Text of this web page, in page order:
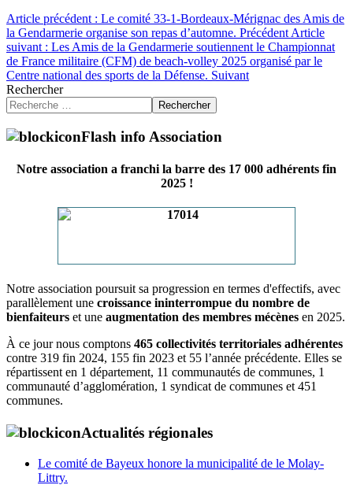
Article précédent : Le comité 33-1-Bordeaux-Mérignac des Amis de
la Gendarmerie organise son repas d’automne. Précédent Article
suivant : Les Amis de la Gendarmerie soutiennent le Championnat
de France militaire (CFM) de beach-volley 2025 organisé par le
Centre national des sports de la Défense. Suivant
Rechercher
Rechercher
Flash info Association
Notre association a franchi la barre des 17 000 adhérents fin
2025 !
Notre association poursuit sa progression en termes d'effectifs, avec
parallèlement une croissance ininterrompue du nombre de
bienfaiteurs et une augmentation des membres mécènes en 2025.
À ce jour nous comptons 465 collectivités territoriales adhérentes
contre 319 fin 2024, 155 fin 2023 et 55 l’année précédente. Elles se
répartissent en 1 département, 11 communautés de communes, 1
communauté d’agglomération, 1 syndicat de communes et 451
communes.
Actualités régionales
Le comité de Bayeux honore la municipalité de le Molay-
Littry.